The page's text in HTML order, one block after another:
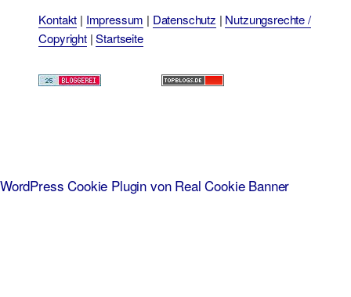
Kontakt | Impressum | Datenschutz | Nutzungsrechte /
Copyright|Startseite
WordPress Cookie Plugin von Real Cookie Banner